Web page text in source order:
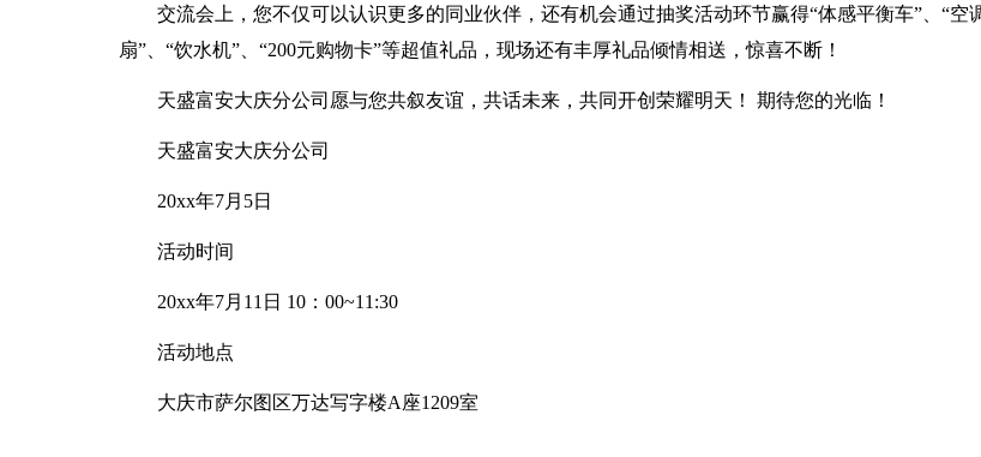
交流会上，您不仅可以认识更多的同业伙伴，还有机会通过抽奖活动环节赢得“体感平衡车”、“空
扇”、“饮水机”、“200元购物卡”等超值礼品，现场还有丰厚礼品倾情相送，惊喜不断！
天盛富安大庆分公司愿与您共叙友谊，共话未来，共同开创荣耀明天！ 期待您的光临！
天盛富安大庆分公司
20xx年7月5日
活动时间
20xx年7月11日 10：00~11:30
活动地点
大庆市萨尔图区万达写字楼A座1209室